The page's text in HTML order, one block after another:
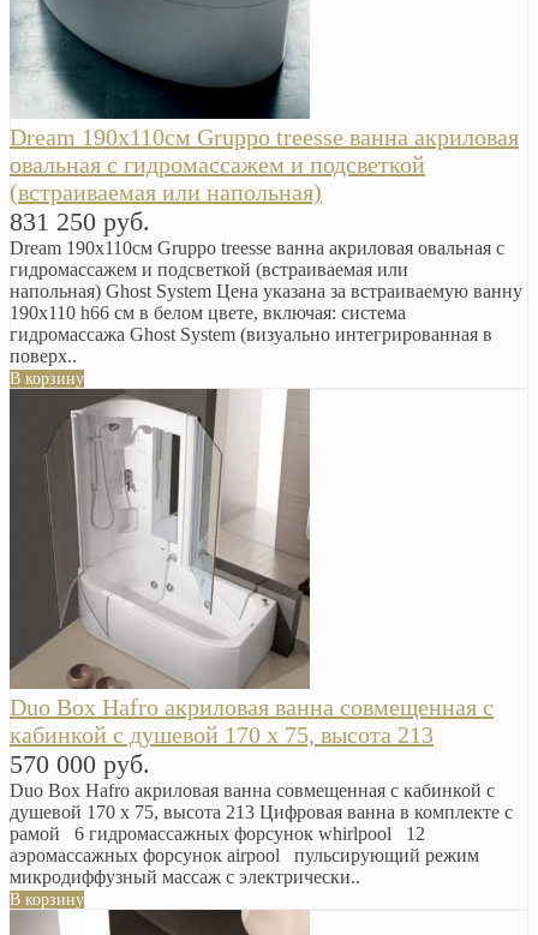
Dream 190х110см Gruppo treesse ванна акриловая
овальная с гидромассажем и подсветкой
(встраиваемая или напольная)
831 250 руб.
Dream 190х110см Gruppo treesse ванна акриловая овальная с
гидромассажем и подсветкой (встраиваемая или
напольная) Ghost System Цена указана за встраиваемую ванну
190х110 h66 см в белом цвете, включая: система
гидромассажа Ghost System (визуально интегрированная в
поверх..
В корзину
Duo Box Hafro акриловая ванна совмещенная с
кабинкой с душевой 170 x 75, высота 213
570 000 руб.
Duo Box Hafro акриловая ванна совмещенная с кабинкой с
душевой 170 x 75, высота 213 Цифровая ванна в комплекте с
рамой 6 гидромассажных форсунок whirlpool 12
аэромассажных форсунок airpool пульсирующий режим
микродиффузный массаж с электрически..
В корзину